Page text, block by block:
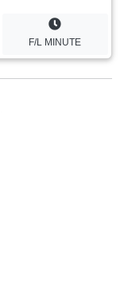
F/L MINUTE